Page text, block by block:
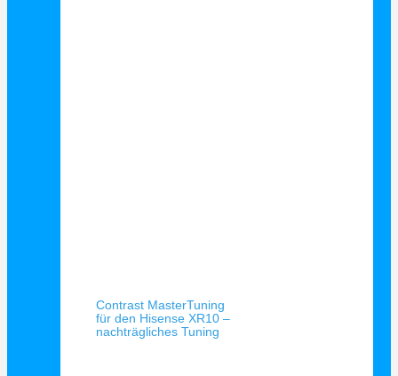
Contrast MasterTuning
für den Hisense XR10 –
nachträgliches Tuning